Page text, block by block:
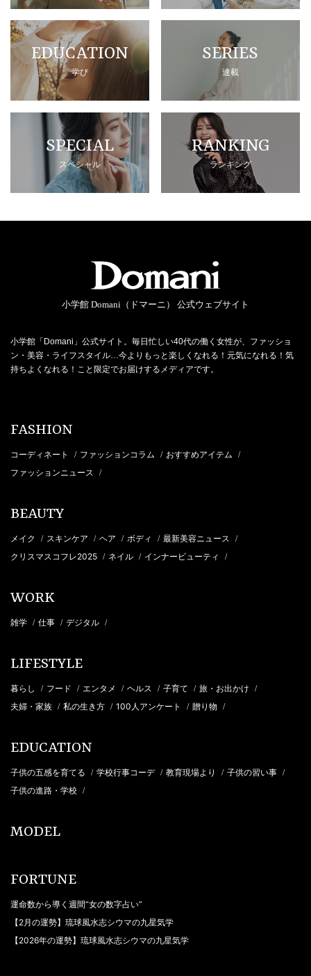
EDUCATION
学び
SERIES
連載
SPECIAL
スペシャル
RANKING
ランキング
小学館 Domani（ドマーニ） 公式ウェブサイト
小学館「Domani」公式サイト。毎日忙しい40代の働く女性が、ファッショ
ン・美容・ライフスタイル…今よりもっと楽しくなれる！元気になれる！気
持ちよくなれる！こと限定でお届けするメディアです。
FASHION
コーディネート / ファッションコラム / おすすめアイテム /
ファッションニュース /
BEAUTY
メイク / スキンケア / ヘア / ボディ / 最新美容ニュース /
クリスマスコフレ2025 / ネイル / インナービューティ /
WORK
雑学 / 仕事 / デジタル /
LIFESTYLE
暮らし / フード / エンタメ / ヘルス / 子育て / 旅・お出かけ /
夫婦・家族 / 私の生き方 / 100人アンケート / 贈り物 /
EDUCATION
子供の五感を育てる / 学校行事コーデ / 教育現場より / 子供の習い事 /
子供の進路・学校 /
MODEL
FORTUNE
運命数から導く週間“女の数字占い”
【2月の運勢】琉球風水志シウマの九星気学
【2026年の運勢】琉球風水志シウマの九星気学